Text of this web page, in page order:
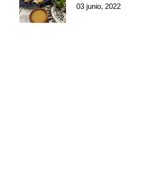
03 junio, 2022